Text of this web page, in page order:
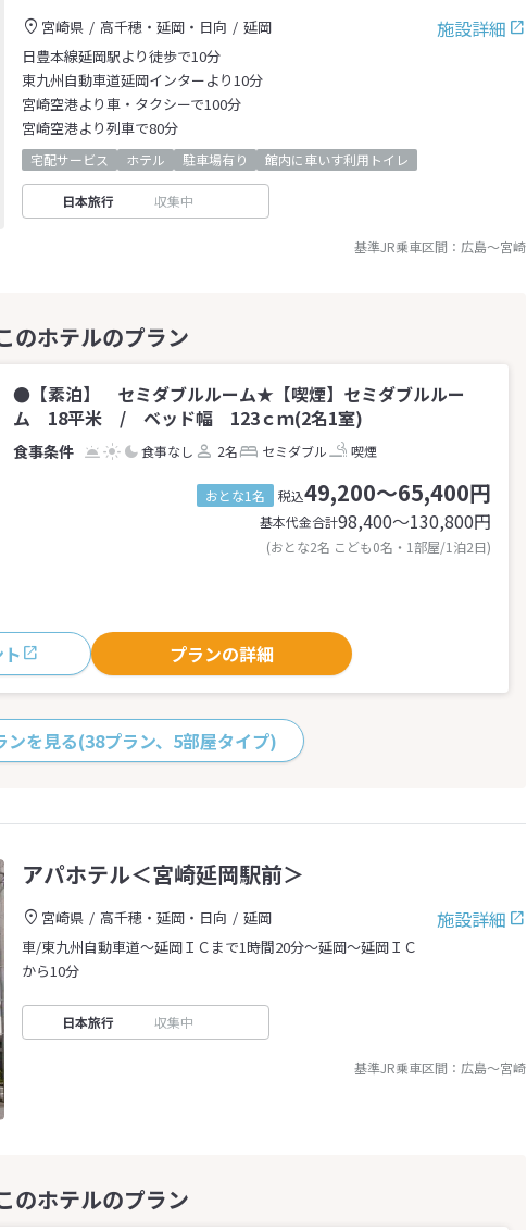
施設詳細
宮崎県 高千穂・延岡・日向
延岡
日豊本線延岡駅より徒歩で10分
東九州自動車道延岡インターより10分
宮崎空港より車・タクシーで100分
宮崎空港より列車で80分
宅配サービス ホテル 駐車場有り 館内に車いす利用トイレ
日本旅行 収集中
基準JR乗車区間： 広島～宮崎
●【素泊】 セミダブルルーム★【喫煙】セミダブルルー
ム 18平米 / ベッド幅 123ｃｍ(2名1室)
食事なし 2名 セミダブル 喫煙
おとな1名 税込49,200～65,400円
基本代金合計98,400〜130,800円
(おとな2名 こども0名・1部屋/1泊2日)
プランの詳細
ンを見る(38プラン、5部屋タイプ)
アパホテル＜宮崎延岡駅前＞
施設詳細
宮崎県 高千穂・延岡・日向
延岡
車/東九州自動車道～延岡ＩＣまで1時間20分～延岡～延岡ＩＣ
から10分
日本旅行 収集中
基準JR乗車区間： 広島～宮崎